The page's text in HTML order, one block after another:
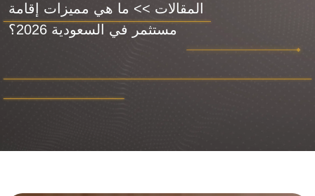
المقالات >> ما هي مميزات إقامة
مستثمر في السعودية 2026؟